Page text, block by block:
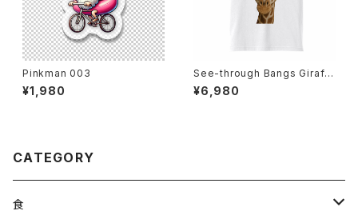
Pinkman 003
¥1,980
See-through Bangs Giraff
e
¥6,980
CATEGORY
食